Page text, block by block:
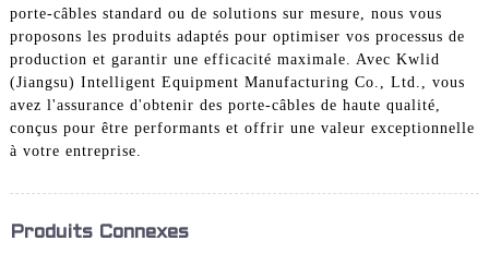
porte-câbles standard ou de solutions sur mesure, nous vous
proposons les produits adaptés pour optimiser vos processus de
production et garantir une efficacité maximale. Avec Kwlid
(Jiangsu) Intelligent Equipment Manufacturing Co., Ltd., vous
avez l'assurance d'obtenir des porte-câbles de haute qualité,
conçus pour être performants et offrir une valeur exceptionnelle
à votre entreprise.
Produits Connexes